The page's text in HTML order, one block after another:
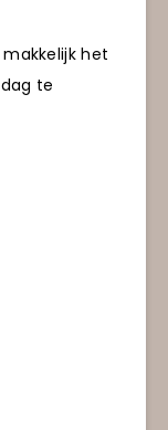
het
te